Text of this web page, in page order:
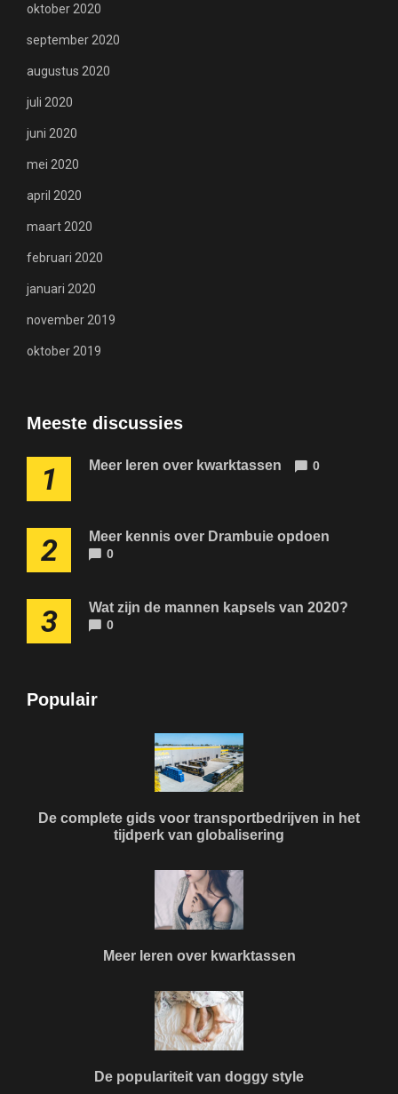
oktober 2020
september 2020
augustus 2020
juli 2020
juni 2020
mei 2020
april 2020
maart 2020
februari 2020
januari 2020
november 2019
oktober 2019
Meeste discussies
1 Meer leren over kwarktassen 0
2 Meer kennis over Drambuie opdoen
0
3 Wat zijn de mannen kapsels van 2020?
0
Populair
De complete gids voor transportbedrijven in het
tijdperk van globalisering
Meer leren over kwarktassen
De populariteit van doggy style